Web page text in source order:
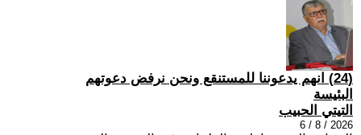
(24) انهم يدعوننا للمستنقع ونحن نرفض دعوتهم
البئيسة
التيتي الحبيب
2026 / 8 / 6